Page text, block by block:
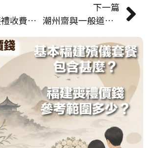
水上人喪禮收費逐項拆解｜套餐、師傅、紙紮費用一覽
下一篇
潮州齋與一般道教法事有咩唔同？儀式、音調、供品分別一次講清